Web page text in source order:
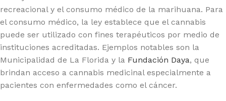
recreacional y el consumo médico de la marihuana. Para
el consumo médico, la ley establece que el cannabis
puede ser utilizado con fines terapéuticos por medio de
instituciones acreditadas. Ejemplos notables son la
Municipalidad de La Florida y la Fundación Daya, que
brindan acceso a cannabis medicinal especialmente a
pacientes con enfermedades como el cáncer.